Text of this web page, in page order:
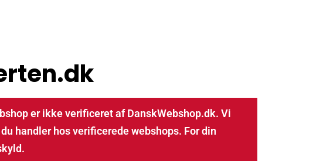
er ikke verificeret af DanskWebshop.dk. Vi
handler hos verificerede webshops. For din